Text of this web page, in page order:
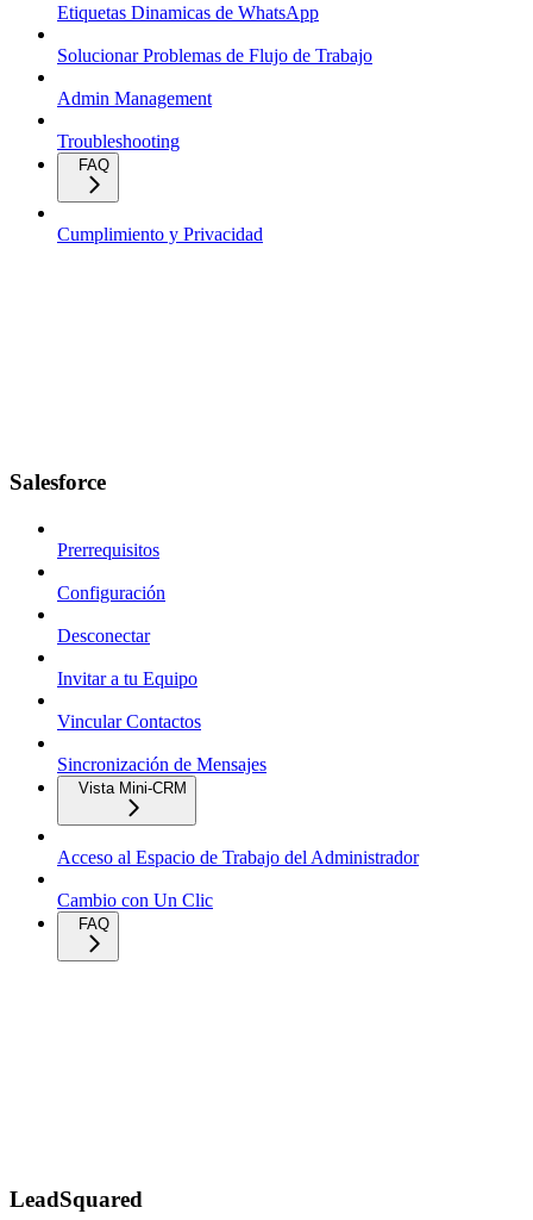
Etiquetas Dinamicas de WhatsApp
Solucionar Problemas de Flujo de Trabajo
Admin Management
Troubleshooting
FAQ
Cumplimiento y Privacidad
Salesforce
Prerrequisitos
Configuración
Desconectar
Invitar a tu Equipo
Vincular Contactos
Sincronización de Mensajes
Vista Mini-CRM
Acceso al Espacio de Trabajo del Administrador
Cambio con Un Clic
FAQ
LeadSquared